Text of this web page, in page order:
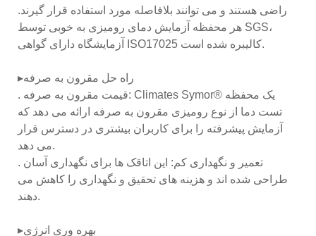
راضی هستند و می توانند بلافاصله مورد استفاده قرار گیرند.
هر محفظه آزمایش دمای رومیزی به خوبی توسط SGS،
آزمایشگاه دارای گواهی ISO17025 کالیبره شده است.
▸راه حل مقرون به صرفه
. قیمت مقرون به صرفه: Climates Symor® یک محفظه
تست دما از نوع رومیزی مقرون به صرفه ارائه می دهد که
آزمایش پیشرفته را برای کاربران بیشتری در دسترس قرار
می دهد.
. تعمیر و نگهداری کم: این اتاقک ها برای نگهداری آسان
طراحی شده اند و هزینه های تحقیق و نگهداری را کاهش می
دهند.
▸بهره وری انرژی